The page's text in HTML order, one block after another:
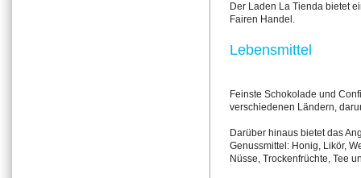
Der Laden La Tienda bietet
Fairen Handel.
Lebensmittel
Feinste Schokolade und
verschiedenen Ländern,
Darüber hinaus bietet das
Genussmittel: Honig, Likör,
Nüsse, Trockenfrüchte, Tee